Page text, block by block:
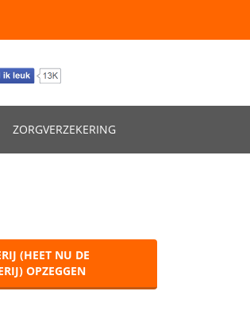
ZORGVERZEKERING
(HEET NU DE
OPZEGGEN